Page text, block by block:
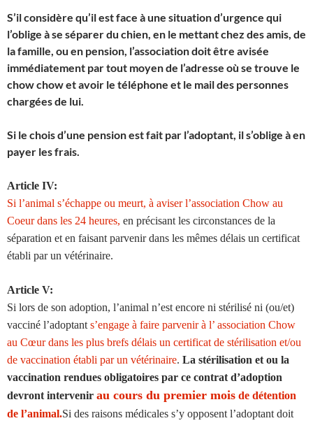
S’il considère qu’il est face à une situation d’urgence qui
l’oblige à se séparer du chien, en le mettant chez des amis, de
la famille, ou en pension, l’association doit être avisée
immédiatement par tout moyen de l’adresse où se trouve le
chow chow et avoir le téléphone et le mail des personnes
chargées de lui.
Si le chois d’une pension est fait par l’adoptant, il s’oblige à en
payer les frais.
Article IV:
Si l’animal s’échappe ou meurt, à aviser l’association Chow au
Coeur dans les 24 heures, en précisant les circonstances de la
séparation et en faisant parvenir dans les mêmes délais un certificat
établi par un vétérinaire.
Article V:
Si lors de son adoption, l’animal n’est encore ni stérilisé ni (ou/et)
vacciné l’adoptant s’engage à faire parvenir à l’ association Chow
au Cœur dans les plus brefs délais un certificat de stérilisation et/ou
de vaccination établi par un vétérinaire. La stérilisation et ou la
vaccination rendues obligatoires par ce contrat d’adoption
devront intervenir au cours du premier mois de détention
de l’animal.Si des raisons médicales s’y opposent l’adoptant doit